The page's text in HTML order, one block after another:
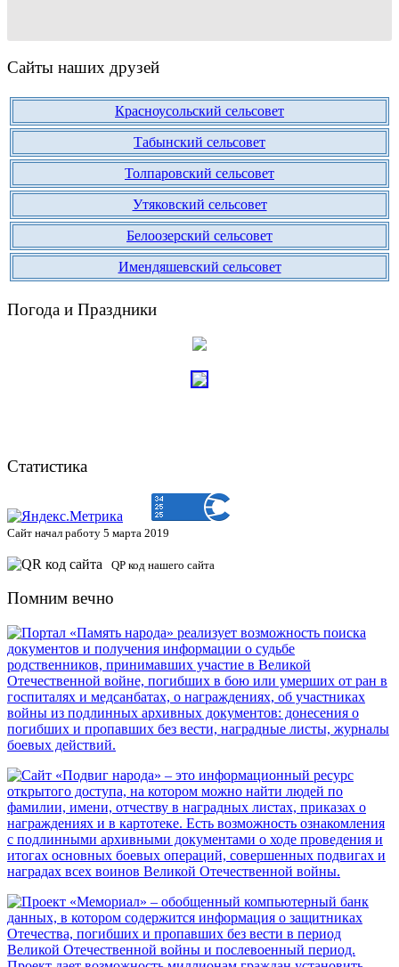
Сайты наших друзей
Красноусольский сельсовет
Табынский сельсовет
Толпаровский сельсовет
Утяковский сельсовет
Белоозерский сельсовет
Имендяшевский сельсовет
Погода и Праздники
Статистика
Сайт начал работу 5 марта 2019
QP код нашего сайта
Помним вечно